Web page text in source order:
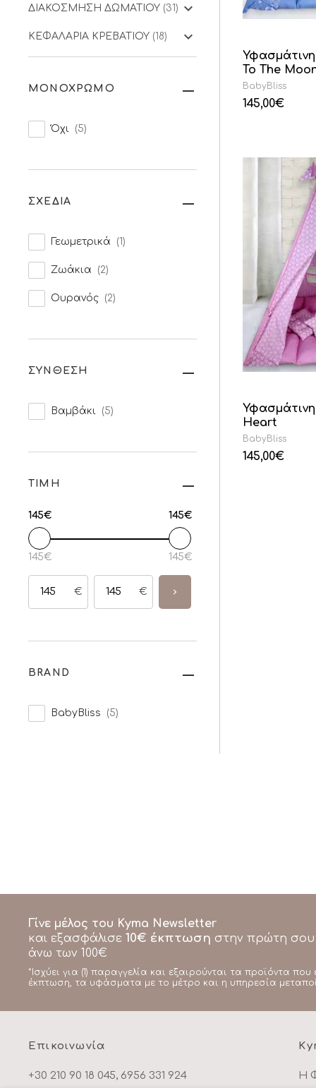
ΔΙΑΚΟΣΜΗΣΗ ΔΩΜΑΤΙΟΥ (31)
ΚΕΦΑΛΑΡΙΑ ΚΡΕΒΑΤΙΟΥ (18)
ΜΟΝΟΧΡΩΜΟ
Όχι (5)
ΣΧΕΔΙΑ
Γεωμετρικά (1)
Ζωάκια (2)
Ουρανός (2)
ΣΥΝΘΕΣΗ
Βαμβάκι (5)
ΤΙΜΗ
145€ 145€
145€ 145€
€ €
BRAND
BabyBliss (5)
To The
BabyBliss
145,00€
Heart
BabyBliss
145,00€
Γίνε μέλος του Kyma Newsletter
και εξασφάλισε 10€ έκπτωση στην πρώτη σου
άνω των 100€
*Ισχύει για (1) παραγγελία και εξαιρούνται τα προϊόντα που
έκπτωση, τα υφάσματα με το μέτρο και η υπηρεσία
Επικοινωνία
+30 210 90 18 045, 6956 331 924 Η